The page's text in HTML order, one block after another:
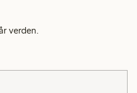
verden.